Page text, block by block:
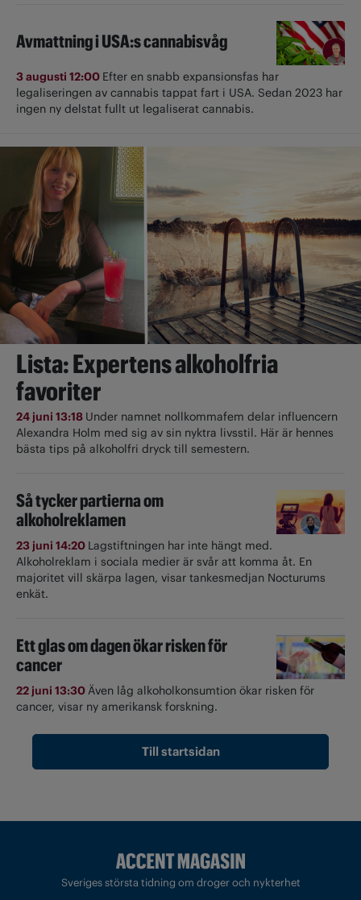
Avmattning i USA:s cannabisvåg
3 augusti 12:00 Efter en snabb expansionsfas har
legaliseringen av cannabis tappat fart i USA. Sedan 2023 har
ingen ny delstat fullt ut ­legaliserat cannabis.
Lista: Expertens alkoholfria
favoriter
24 juni 13:18 Under namnet nollkommafem delar influencern
Alexandra Holm med sig av sin nyktra livsstil. Här är hennes
bästa tips på alkoholfri dryck till semestern.
Så tycker partierna om
alkoholreklamen
23 juni 14:20 Lagstiftningen har inte hängt med.
Alkoholreklam i sociala medier är svår att komma åt. En
majoritet vill skärpa lagen, visar tankesmedjan Nocturums
enkät.
Ett glas om dagen ökar risken för
cancer
22 juni 13:30Även låg alkoholkonsumtion ökar risken för
cancer, visar ny amerikansk forskning.
Till startsidan
Sveriges största tidning om droger och nykterhet